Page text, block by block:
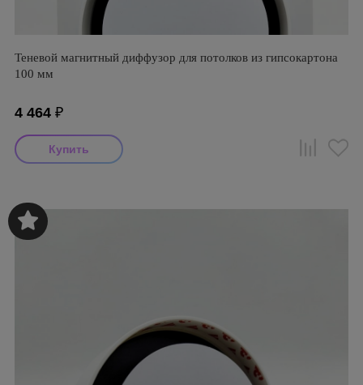
Теневой магнитный диффузор для потолков из гипсокартона
100 мм
4 464 ₽